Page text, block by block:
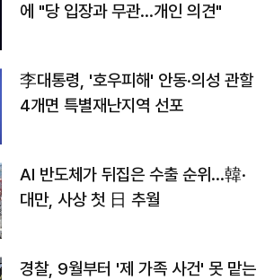
에 "당 입장과 무관…개인 의견"
李대통령, '호우피해' 안동·의성 관할
4개면 특별재난지역 선포
AI 반도체가 뒤집은 수출 순위…韓·
대만, 사상 첫 日 추월
경찰, 9월부터 '제 가족 사건' 못 맡는